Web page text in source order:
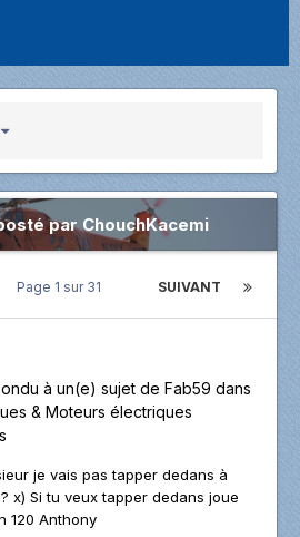
par ChouchKacemi
SUIVANT
Page 1 sur 31
à un(e) sujet de Fab59 dans
& Moteurs électriques
je vais pas tapper dedans à
x) Si tu veux tapper dedans joue
120 Anthony